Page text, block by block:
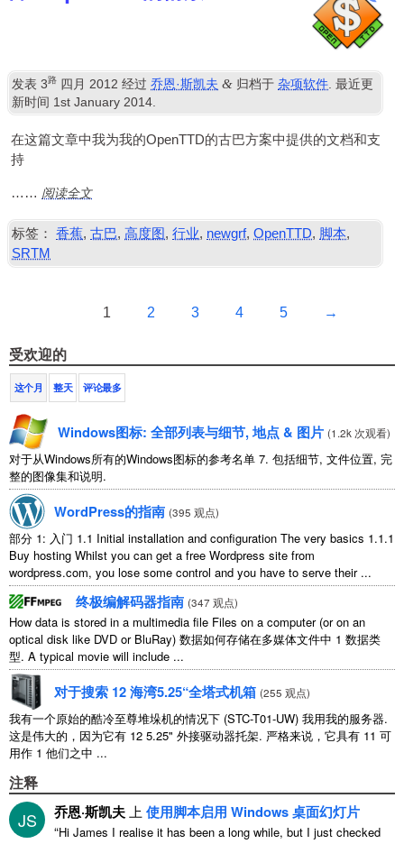
发表3路 四月 2012 经过乔恩·斯凯夫 & 归档于杂项软件 . 最近更
新时间 1st January 2014
在这篇文章中我为我的OpenTTD的古巴方案中提供的文档和支
持
…… 阅读全文
标签： 香蕉,古巴,高度图 ,行业, newgrf,OpenTTD, 脚本,
SRTM
1 2 3 4 5 →
受欢迎的
这个月 整天 评论最多
Windows图标: 全部列表与细节, 地点 & 图片 (1.2k 次观看)
对于从Windows所有的Windows图标的参考名单 7. 包括细节, 文件位置, 完
整的图像集和说明.
WordPress的指南 (395 观点)
部分 1: 入门 1.1 Initial installation and configuration The very basics 1.1.1
Buy hosting Whilst you can get a free Wordpress site from
wordpress.com, you lose some control and you have to serve their...
终极编解码器指南 (347 观点)
How data is stored in a multimedia file Files on a computer(or on an
optical disk like DVD or BluRay) 数据如何存储在多媒体文件中 1 数据类
型. A typical movie will include ...
对于搜索 12 海湾5.25“全塔式机箱 (255 观点)
我有一个原始的酷冷至尊堆垛机的情况下 (STC-T01-UW) 我用我的服务器.
这是伟大的，因为它有 12 5.25" 外接驱动器托架. 严格来说，它具有 11 可
用作 1 他们之中 ...
注释
JS 乔恩·斯凯夫 上 使用脚本启用 Windows 桌面幻灯片
“Hi James I realise it has been a long while, but I just checked